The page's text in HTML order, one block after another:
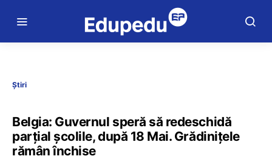
Știri
Belgia: Guvernul speră să redeschidă
parțial școlile, după 18 Mai. Grădinițele
rămân închise